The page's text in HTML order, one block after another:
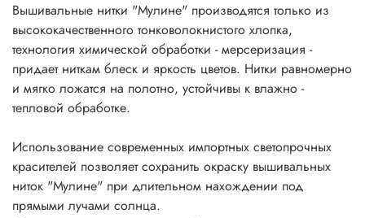
Вышивальные нитки "Мулине" производятся только из
высококачественного тонковолокнистого хлопка,
технология химической обработки - мерсеризация -
придает ниткам блеск и яркость цветов. Нитки равномерно
и мягко ложатся на полотно, устойчивы к влажно -
тепловой обработке.
Использование современных импортных светопрочных
красителей позволяет сохранить окраску вышивальных
ниток "Мулине" при длительном нахождении под
прямыми лучами солнца.